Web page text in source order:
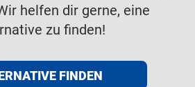
helfen dir gerne, eine
zu finden!
FINDEN